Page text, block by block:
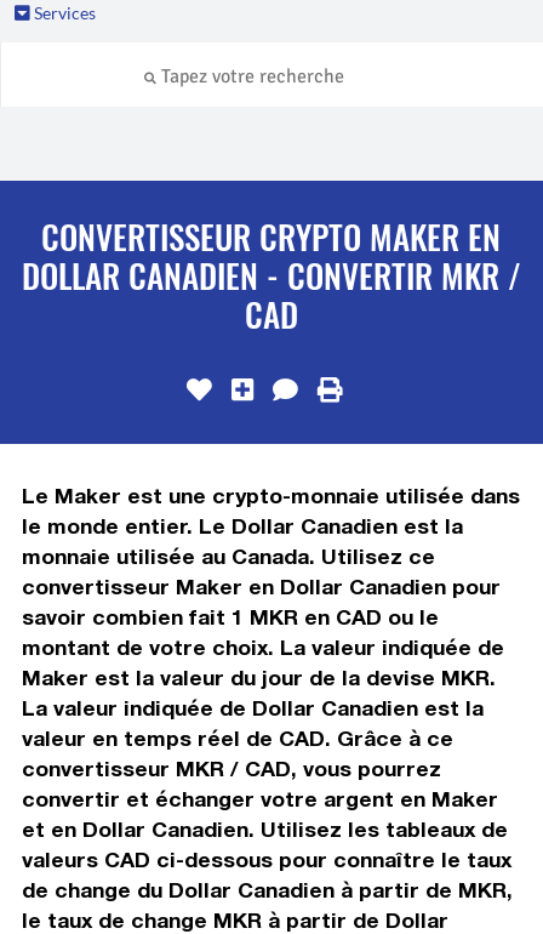
Services
CONVERTISSEUR CRYPTO MAKER EN
DOLLAR CANADIEN - CONVERTIR MKR /
CAD
Le Maker est une crypto-monnaie utilisée dans
le monde entier. Le Dollar Canadien est la
monnaie utilisée au Canada. Utilisez ce
convertisseur Maker en Dollar Canadien pour
savoir combien fait 1 MKR en CAD ou le
montant de votre choix. La valeur indiquée de
Maker est la valeur du jour de la devise MKR.
La valeur indiquée de Dollar Canadien est la
valeur en temps réel de CAD. Grâce à ce
convertisseur MKR / CAD, vous pourrez
convertir et échanger votre argent en Maker
et en Dollar Canadien. Utilisez les tableaux de
valeurs CAD ci-dessous pour connaître le taux
de change du Dollar Canadien à partir de MKR,
le taux de change MKR à partir de Dollar